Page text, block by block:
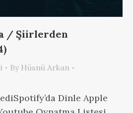
/ Şiirlerden
By Hüsnü Arkan
Dinle Apple